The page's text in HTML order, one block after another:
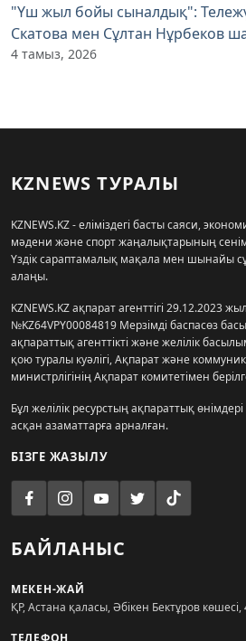
"Үш жыл бойы сыналдық":
Скатова мен Сұлтан Нұрбеков
4 тамыз, 2026
KZNEWS ТУРАЛЫ
KZNEWS.KZ - еліміздегі басты саяси,
мәдени және спорт жаңалықтарының
Үздік сараптамалық мақала мен шынайы
алаңы.
KZNEWS.KZ ақпарат агенттігі 29.12.2023
№KZ64VPY00084819 Мерзімді баспасөз
ақпараттық агенттікті және желілік
қою туралы куәлігі, Ақпарат және
министрлігінің Ақпарат комитетімен
Бұл желілік ресурстың ақпараттық
асқан азаматтарға арналған.
БІЗГЕ ЖАЗЫЛУ
БАЙЛАНЫС
МЕКЕН-ЖАЙ
ҚР, Астана қаласы, Әбікен Бектұров көшесі,
ТЕЛЕФОН